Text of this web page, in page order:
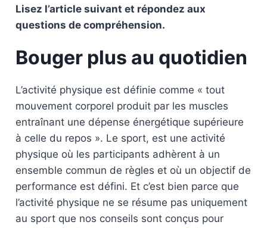
Lisez l’article suivant et répondez aux
questions de compréhension.
Bouger plus au quotidien
L’activité physique est définie comme « tout
mouvement corporel produit par les muscles
entraînant une dépense énergétique supérieure
à celle du repos ». Le sport, est une activité
physique où les participants adhèrent à un
ensemble commun de règles et où un objectif de
performance est défini. Et c’est bien parce que
l’activité physique ne se résume pas uniquement
au sport que nos conseils sont conçus pour